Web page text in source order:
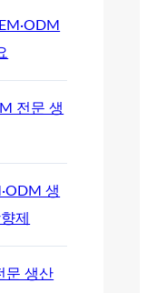
전문 생
생
제
문 생산